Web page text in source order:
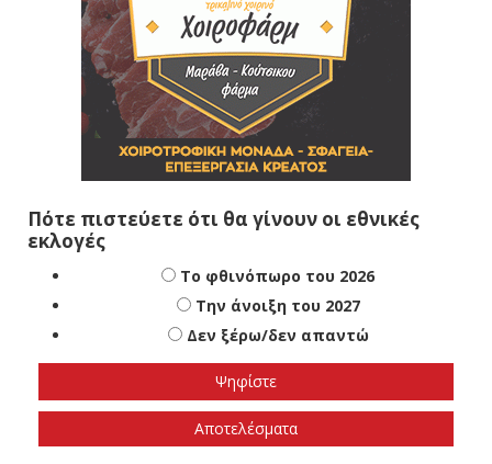
Πότε πιστεύετε ότι θα γίνουν οι εθνικές
εκλογές
Το φθινόπωρο του 2026
Την άνοιξη του 2027
Δεν ξέρω/δεν απαντώ